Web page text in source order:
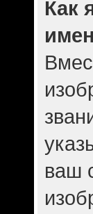
Как
ваш